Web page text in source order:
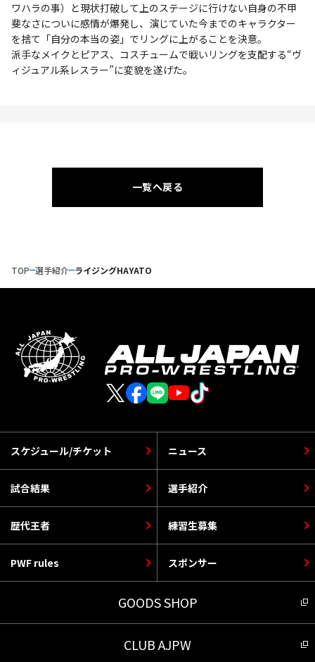
ワハラの事）と現状打破して上のステージに行けない自身の不甲
斐なさについに感情が爆発し、演じていた今までのキャラクター
を捨て「自分の本当の姿」でリングに上がることを決意。
派手なメイクとピアス、コスチュームで戦いリングを支配する“ヴ
ィジュアル系レスラー”に変貌を遂げた。
一覧へ戻る
TOP 選手紹介 ライジングHAYATO
スケジュール/チケット
選手紹介
PWF rules
ニュース
歴代王者
スポンサー
試合結果
練習生募集
GOODS SHOP
CLUB AJPW